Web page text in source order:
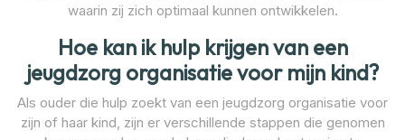
waarin zij zich optimaal kunnen ontwikkelen.
Hoe kan ik hulp krijgen van een
jeugdzorg organisatie voor mijn kind?
Als ouder die hulp zoekt van een jeugdzorg organisatie voor
zijn of haar kind, zijn er verschillende stappen die genomen